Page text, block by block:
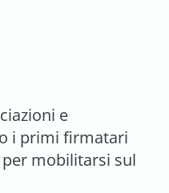
e
i primi firmatari
mobilitarsi sul